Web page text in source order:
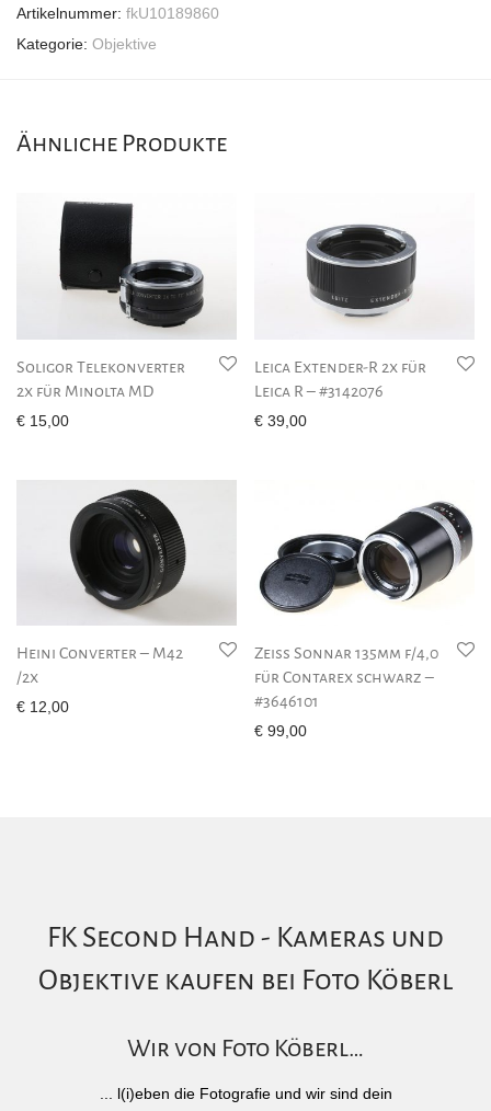
Artikelnummer: fkU10189860
Kategorie: Objektive
Ähnliche Produkte
Soligor Telekonverter
2x für Minolta MD
€ 15,00
Leica Extender-R 2x für
Leica R – #3142076
€ 39,00
Heini Converter – M42
/2x
€ 12,00
Zeiss Sonnar 135mm f/4,0
für Contarex schwarz –
#3646101
€ 99,00
FK Second Hand - Kameras und
Objektive kaufen bei Foto Köberl
Wir von Foto Köberl…
... l(i)eben die Fotografie und wir sind dein